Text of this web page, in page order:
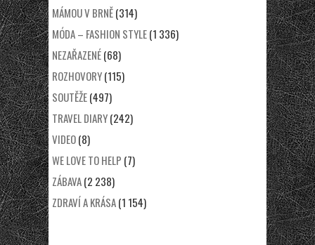
MÁMOU V BRNĚ(314)
MÓDA – FASHION STYLE(1 336)
NEZAŘAZENÉ(68)
ROZHOVORY(115)
SOUTĚŽE(497)
TRAVEL DIARY(242)
VIDEO(8)
WE LOVE TO HELP (7)
ZÁBAVA(2 238)
ZDRAVÍ A KRÁSA(1 154)